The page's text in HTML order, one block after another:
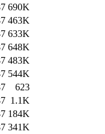
690K
463K
633K
648K
483K
544K
623
1.1K
184K
341K